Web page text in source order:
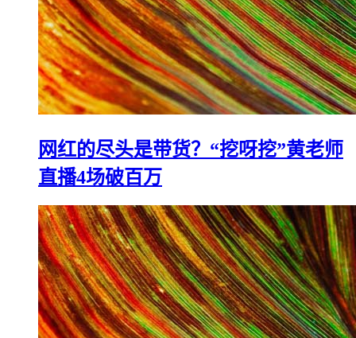
网红的尽头是带货？“挖呀挖”黄老师
直播4场破百万